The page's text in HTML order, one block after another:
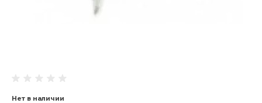
Нет в наличии